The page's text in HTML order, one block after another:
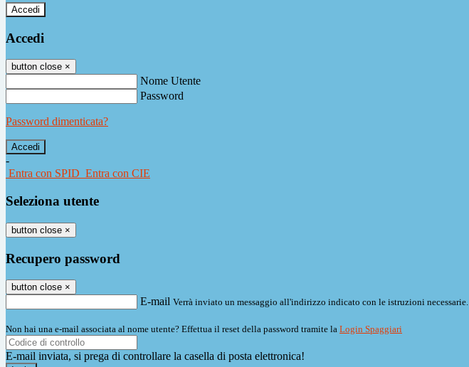
Accedi
Accedi
button close ×
Nome Utente
Password
Password dimenticata?
-
Entra con SPID Entra con CIE
Seleziona utente
button close ×
Recupero password
button close ×
E-mail Verrà inviato un messaggio all'indirizzo indicato con le istruzioni necessarie.
Non hai una e-mail associata al nome utente? Effettua il reset della password tramite la Login Spaggiari
E-mail inviata, si prega di controllare la casella di posta elettronica!